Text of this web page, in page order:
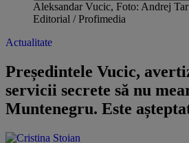
Aleksandar Vucic, Foto: Andrej
Editorial / Profimedia
Actualitate
Președintele Vucic,
servicii secrete să nu
Muntenegru. Este